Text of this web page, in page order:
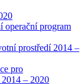
operační program
prostředí 2014 –
pro
– 2020